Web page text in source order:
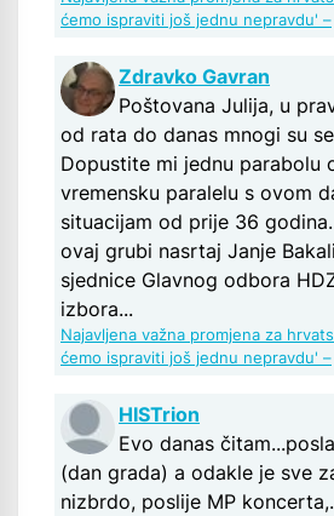
ćemo ispraviti još jednu nepravdu' –
Zdravko Gavran
Poštovana Julija, u
od rata do danas mnogi su
Dopustite mi jednu parabolu
vremensku paralelu s ovom
situacijam od prije 36
ovaj grubi nasrtaj Janje
sjednice Glavnog odbora
izbora...
Najavljena važna promjena za
ćemo ispraviti još jednu nepravdu' –
HISTrion
Evo danas
(dan grada) a odakle je sve
nizbrdo, poslije MP